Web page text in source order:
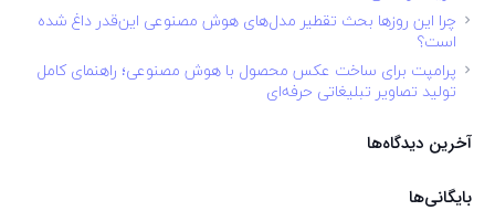
چرا این روزها بحث تقطیر مدل‌های هوش مصنوعی این‌قدر داغ شده
است؟
پرامپت برای ساخت عکس محصول با هوش مصنوعی؛ راهنمای کامل
تولید تصاویر تبلیغاتی حرفه‌ای
آخرین دیدگاه‌ها
بایگانی‌ها